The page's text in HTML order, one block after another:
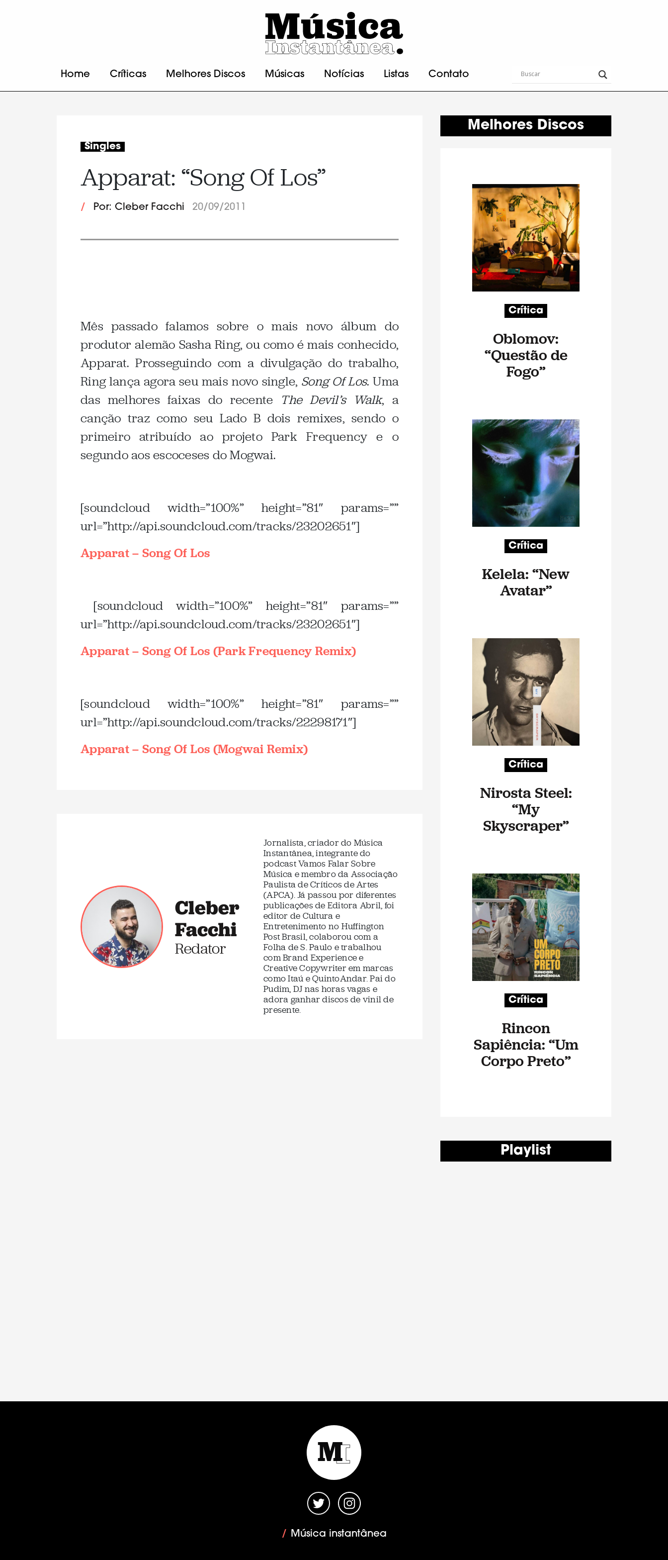
Home Críticas Melhores Discos Músicas Notícias Listas Contato
Singles
Apparat: “Song Of Los”
/ Por: Cleber Facchi 20/09/2011
Mês passado falamos sobre o mais novo álbum do
produtor alemão Sasha Ring, ou como é mais conhecido,
Apparat. Prosseguindo com a divulgação do trabalho,
Ring lança agora seu mais novo single, Song Of Los. Uma
das melhores faixas do recente The Devil’s Walk, a
canção traz como seu Lado B dois remixes, sendo o
primeiro atribuído ao projeto Park Frequency e o
segundo aos escoceses do Mogwai.
[soundcloud width=”100%” height=”81″ params=””
url=”http://api.soundcloud.com/tracks/23202651″]
Apparat – Song Of Los
[soundcloud width=”100%” height=”81″ params=””
url=”http://api.soundcloud.com/tracks/23202651″]
Apparat – Song Of Los (Park Frequency Remix)
[soundcloud width=”100%” height=”81″ params=””
url=”http://api.soundcloud.com/tracks/22298171″]
Apparat – Song Of Los (Mogwai Remix)
Cleber
Facchi
Redator
Jornalista, criador do Música
Instantânea, integrante do
podcast Vamos Falar Sobre
Música e membro da Associação
Paulista de Críticos de Artes
(APCA). Já passou por diferentes
publicações de Editora Abril, foi
editor de Cultura e
Entretenimento no Huffington
Post Brasil, colaborou com a
Folha de S. Paulo e trabalhou
com Brand Experience e
Creative Copywriter em marcas
como Itaú e QuintoAndar. Pai do
Pudim, DJ nas horas vagas e
adora ganhar discos de vinil de
presente.
Melhores Discos
Crítica
Oblomov:
“Questão de
Fogo”
Crítica
Kelela: “New
Avatar”
Crítica
Nirosta Steel:
“My
Skyscraper”
Crítica
Rincon
Sapiência: “Um
Corpo Preto”
Playlist
/ Música instantânea